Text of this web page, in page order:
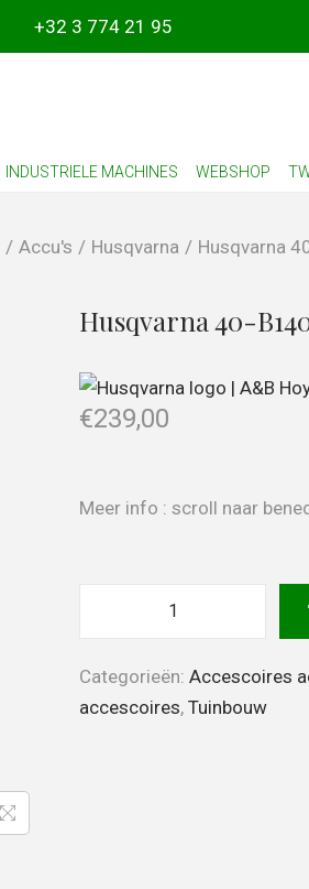
+32 3 774 21 95
INDUSTRIELE MACHINES WEBSHOP
/ Accu's / Husqvarna / Husqvarna
Husqvarna 40-
€239,00
Meer info : scroll naar
Categorieën: Accescoires
accescoires, Tuinbouw